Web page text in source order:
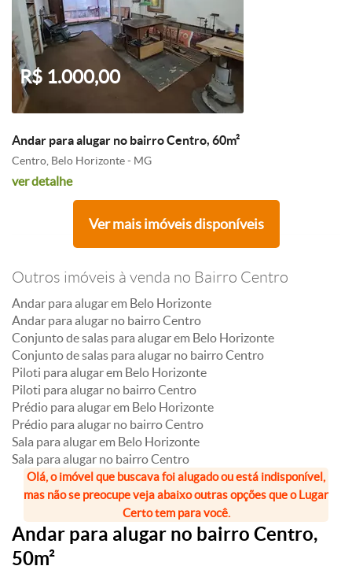
R$ 1.000,00
Andar para alugar no bairro Centro, 60m²
Centro, Belo Horizonte - MG
ver detalhe
Ver mais imóveis disponíveis
Outros imóveis à venda no Bairro Centro
Andar para alugar em Belo Horizonte
Andar para alugar no bairro Centro
Conjunto de salas para alugar em Belo Horizonte
Conjunto de salas para alugar no bairro Centro
Piloti para alugar em Belo Horizonte
Piloti para alugar no bairro Centro
Prédio para alugar em Belo Horizonte
Prédio para alugar no bairro Centro
Sala para alugar em Belo Horizonte
Sala para alugar no bairro Centro
Olá, o imóvel que buscava foi alugado ou está indisponível,
mas não se preocupe veja abaixo outras opções que o Lugar
Certo tem para você.
Andar para alugar no bairro Centro,
50m²